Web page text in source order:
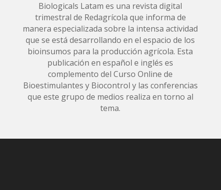
Biologicals Latam es una revista digital
trimestral de Redagrícola que informa de
manera especializada sobre la intensa actividad
que se está desarrollando en el espacio de los
bioinsumos para la producción agrícola. Esta
publicación en español e inglés es
complemento del Curso Online de
Bioestimulantes y Biocontrol y las conferencias
que este grupo de medios realiza en torno al
tema.